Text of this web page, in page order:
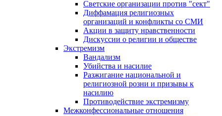
Светские организации против "сект"
Диффамация религиозных
организаций и конфликты со СМИ
Акции в защиту нравственности
Дискуссии о религии и обществе
Экстремизм
Вандализм
Убийства и насилие
Разжигание национальной и
религиозной розни и призывы к
насилию
Противодействие экстремизму
Межконфессиональные отношения